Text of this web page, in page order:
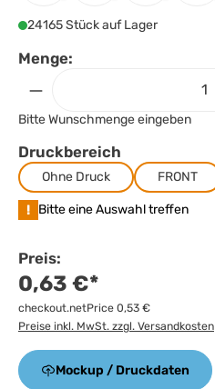
24165 Stück auf Lager
Menge:
Bitte Wunschmenge eingeben
Druckbereich
Ohne Druck FRONT
! Bitte eine Auswahl treffen
Preis:
0,63 €*
checkout.netPrice 0,53 €
Preise inkl. MwSt. zzgl. Versandkosten
Mockup / Druckdaten